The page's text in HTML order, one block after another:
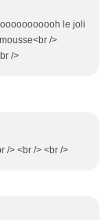
le joli
/>
/>
/> <br /> <br />